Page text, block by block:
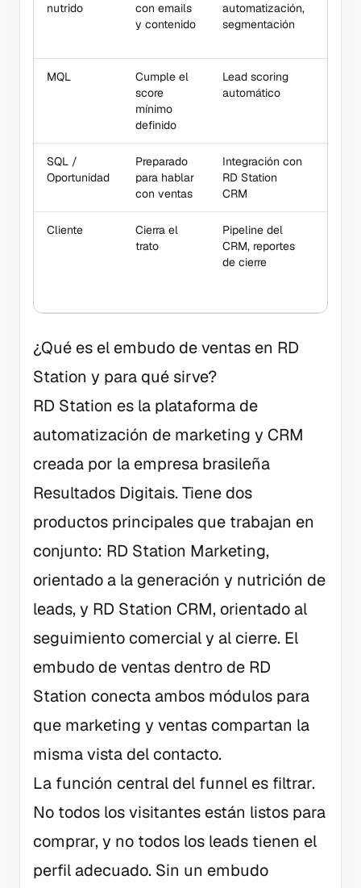
nutrido
con emails
y contenido
automatización,
segmentación
MQL
Cumple el
score
mínimo
definido
Lead scoring
automático
SQL /
Oportunidad
Preparado
para hablar
con ventas
Integración con
RD Station
CRM
Cliente
Cierra el
trato
Pipeline del
CRM, reportes
de cierre
¿Qué es el embudo de ventas en RD
Station y para qué sirve?
RD Station es la plataforma de
automatización de marketing y CRM
creada por la empresa brasileña
Resultados Digitais. Tiene dos
productos principales que trabajan en
conjunto: RD Station Marketing,
orientado a la generación y nutrición de
leads, y RD Station CRM, orientado al
seguimiento comercial y al cierre. El
embudo de ventas dentro de RD
Station conecta ambos módulos para
que marketing y ventas compartan la
misma vista del contacto.
La función central del funnel es filtrar.
No todos los visitantes están listos para
comprar, y no todos los leads tienen el
perfil adecuado. Sin un embudo